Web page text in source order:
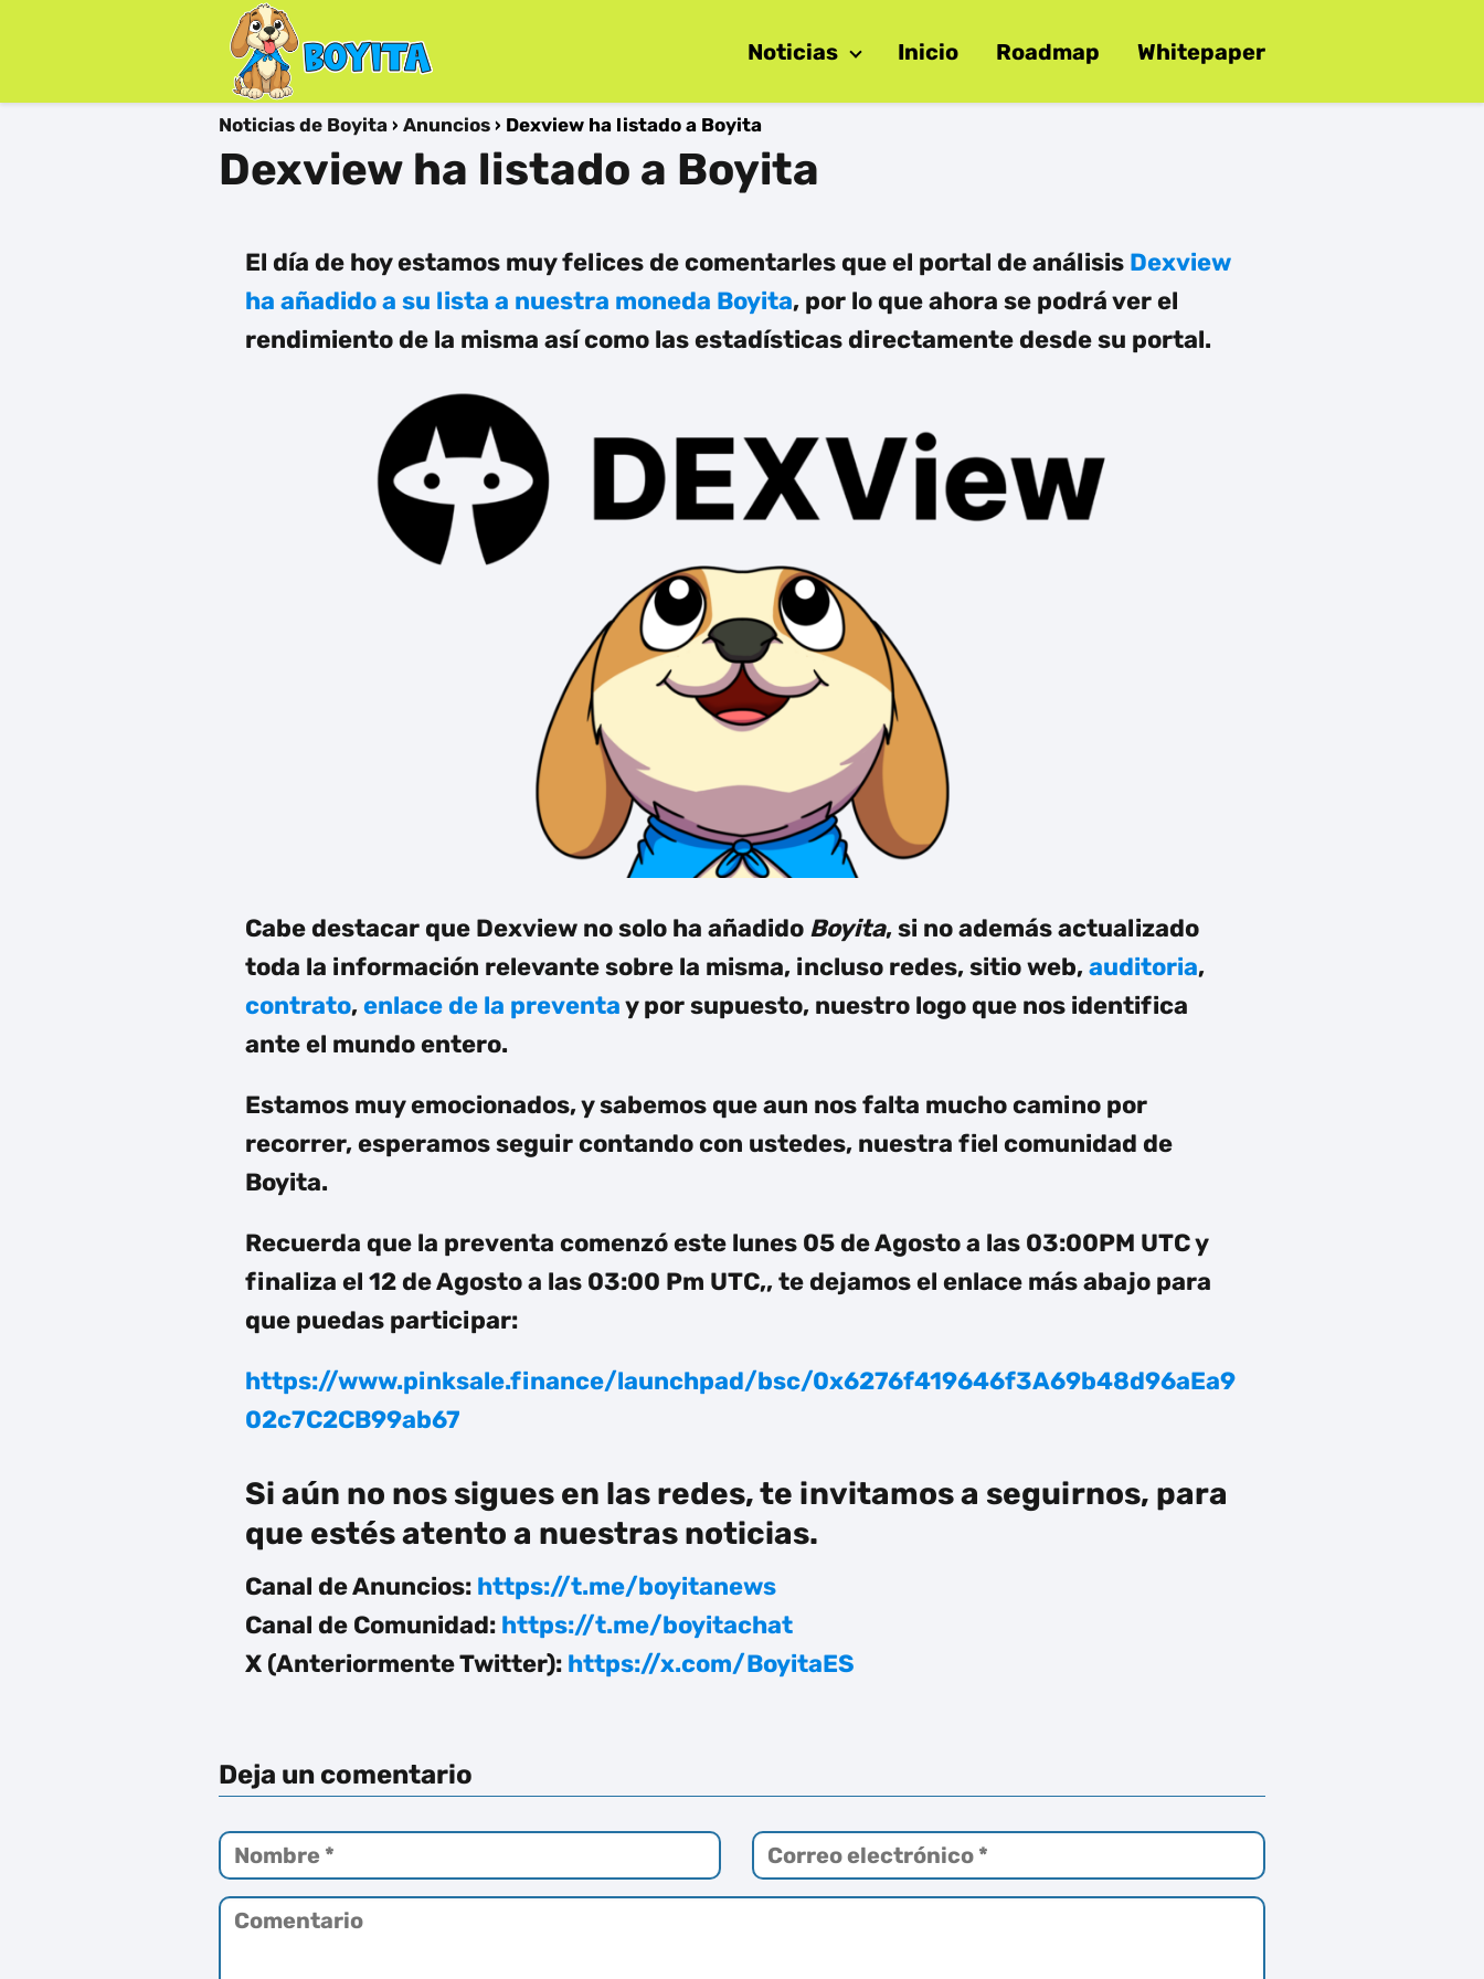
Noticias Inicio Roadmap Whitepaper
Noticias de Boyita Anuncios Dexview ha listado a Boyita
Dexview ha listado a Boyita
El día de hoy estamos muy felices de comentarles que el portal de análisis Dexview
ha añadido a su lista a nuestra moneda Boyita, por lo que ahora se podrá ver el
rendimiento de la misma así como las estadísticas directamente desde su portal.
Cabe destacar que Dexview no solo ha añadido Boyita, si no además actualizado
toda la información relevante sobre la misma, incluso redes, sitio web, auditoria,
contrato, enlace de la preventay por supuesto, nuestro logo que nos identifica
ante el mundo entero.
Estamos muy emocionados, y sabemos que aun nos falta mucho camino por
recorrer, esperamos seguir contando con ustedes, nuestra fiel comunidad de
Boyita.
Recuerda que la preventa comenzó este lunes 05 de Agosto a las 03:00PM UTC y
finaliza el 12 de Agosto a las 03:00 Pm UTC,, te dejamos el enlace más abajo para
que puedas participar:
https://www.pinksale.finance/launchpad/bsc/0x6276f419646f3A69b48d96aEa9
02c7C2CB99ab67
Si aún no nos sigues en las redes, te invitamos a seguirnos, para
que estés atento a nuestras noticias.
Canal de Anuncios: https://t.me/boyitanews
Canal de Comunidad: https://t.me/boyitachat
X (Anteriormente Twitter): https://x.com/BoyitaES
Deja un comentario